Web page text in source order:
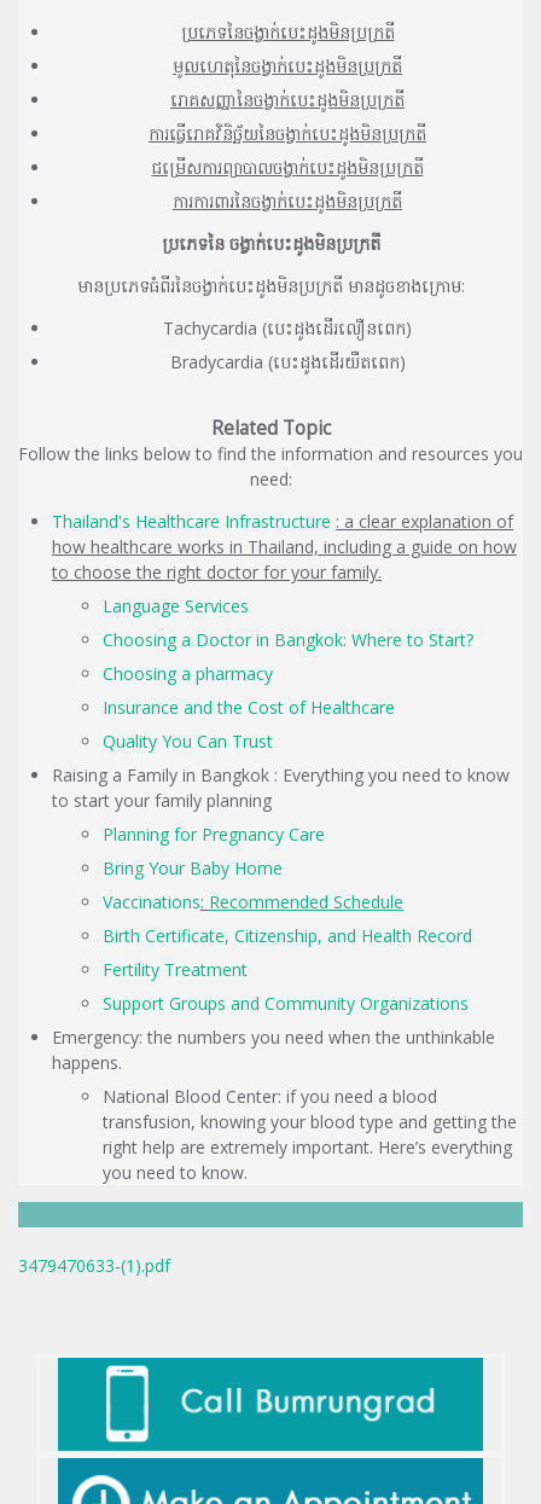
ប្រភេទនៃចង្វាក់បេះដូងមិនប្រក្រតី
មូលហេតុនៃចង្វាក់បេះដូងមិនប្រក្រតី
រោគសញ្ញានៃចង្វាក់បេះដូងមិនប្រក្រតី
ការធ្វើរោគវិនិច្ឆ័យនៃចង្វាក់បេះដូងមិនប្រក្រតី
ជម្រើសការព្យាបាលចង្វាក់បេះដូងមិនប្រក្រតី
ការការពារនៃចង្វាក់បេះដូងមិនប្រក្រតី
ប្រភេទនៃ ចង្វាក់បេះដូងមិនប្រក្រតី
មានប្រភេទធំពីរនៃចង្វាក់បេះដូងមិនប្រក្រតី មានដូចខាងក្រោម:
Tachycardia (បេះដូងដើរលឿនពេក)
Bradycardia (បេះដូងដើរយឺតពេក)
Related Topic
Follow the links below to find the information and resources you
need:
Thailand's Healthcare Infrastructure : a clear explanation of
how healthcare works in Thailand, including a guide on how
to choose the right doctor for your family.
Language Services
Choosing a Doctor in Bangkok: Where to Start?
Choosing a pharmacy
Insurance and the Cost of Healthcare
Quality You Can Trust
Raising a Family in Bangkok : Everything you need to know
to start your family planning
Planning for Pregnancy Care
Bring Your Baby Home
Vaccinations: Recommended Schedule
Birth Certificate, Citizenship, and Health Record
Fertility Treatment
Support Groups and Community Organizations
Emergency: the numbers you need when the unthinkable
happens.
National Blood Center: if you need a blood
transfusion, knowing your blood type and getting the
right help are extremely important. Here’s everything
you need to know.
3479470633-(1).pdf